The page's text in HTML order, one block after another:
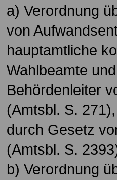
a) Verordnung
von
hauptamtliche
Wahlbeamte
Behördenleiter
(Amtsbl. S.
durch Gesetz
(Amtsbl. S.
b) Verordnung